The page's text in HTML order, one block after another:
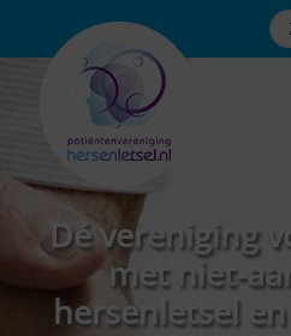
Dé vereniging
met niet-
hersenletsel